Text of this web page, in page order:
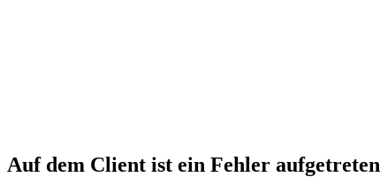
Auf dem Client ist ein Fehler aufgetreten